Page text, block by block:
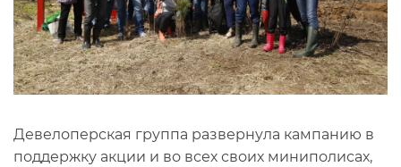
Девелоперская группа развернула кампанию в
поддержку акции и во всех своих миниполисах,